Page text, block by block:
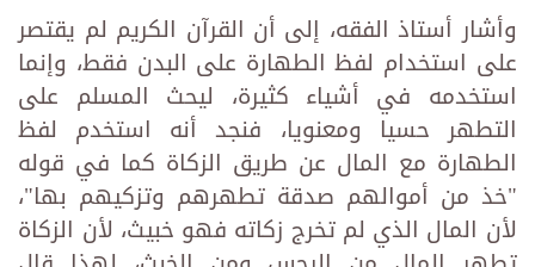
وأشار أستاذ الفقه، إلى أن القرآن الكريم لم يقتصر
على استخدام لفظ الطهارة على البدن فقط، وإنما
استخدمه في أشياء كثيرة، ليحث المسلم على
التطهر حسيا ومعنويا، فنجد أنه استخدم لفظ
الطهارة مع المال عن طريق الزكاة كما في قوله
"خذ من أموالهم صدقة تطهرهم وتزكيهم بها"،
لأن المال الذي لم تخرج زكاته فهو خبيث، لأن الزكاة